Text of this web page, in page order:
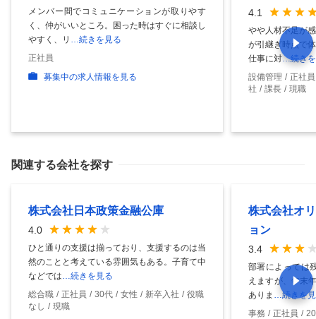
メンバー間でコミュニケーションが取りやす
く、仲がいいところ。困った時はすぐに相談し
やすく、リ
…続きを見る
正社員
募集中の求人情報を見る
4.1
やや人材不足が
が引継ぎ時点で
仕事に対…続き
設備管理
正社員
社
課長 現職
関連する会社を探す
株式会社日本政策金融公庫
4.0
ひと通りの支援は揃っており、支援するのは当
然のことと考えている雰囲気もある。子育て中
などでは …続きを見る
総合職
正社員 30代 女性 新卒入社
役職
なし
現職
株式会社オ
ョン
3.4
部署によっては
えますが、年末
ありま
…続きを
事務
正社員